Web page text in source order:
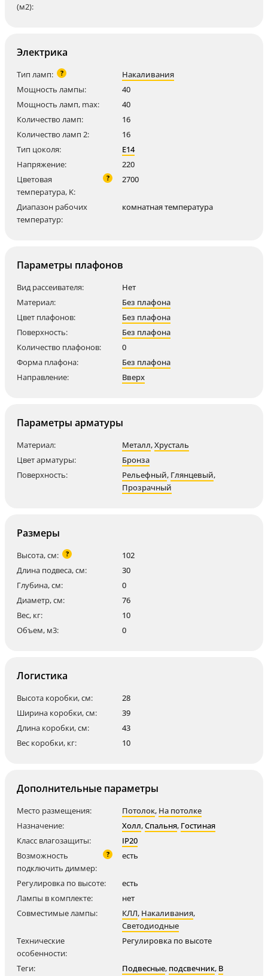
(м2):
Электрика
Тип ламп: ?
Накаливания
Мощность лампы:
40
Мощность ламп, max:
40
Количество ламп:
16
Количество ламп 2:
16
Тип цоколя:
E14
Напряжение:
220
Цветовая
температура, K:
? 2700
Диапазон рабочих
температур:
комнатная температура
Параметры плафонов
Вид рассеивателя:
Нет
Материал:
Без плафона
Цвет плафонов:
Без плафона
Поверхность:
Без плафона
Количество плафонов:
0
Форма плафона:
Без плафона
Направление:
Вверх
Параметры арматуры
Материал: Металл,Хрусталь
Цвет арматуры:
Бронза
Поверхность:
Рельефный, Глянцевый,
Прозрачный
Размеры
Высота, см: ?
102
Длина подвеса, см:
30
Глубина, см:
0
Диаметр, см:
76
Вес, кг:
10
Объем, м3:
0
Логистика
Высота коробки, см:
28
Ширина коробки, см:
39
Длина коробки, см:
43
Вес коробки, кг:
10
Дополнительные параметры
Место размещения: Потолок, На потолке
Назначение:
Холл,Спальня, Гостиная
Класс влагозащиты:
IP20
Возможность
подключить диммер:
? есть
Регулировка по высоте:
есть
Лампы в комплекте:
нет
Совместимые лампы:
КЛЛ, Накаливания,
Светодиодные
Технические
особенности:
Регулировка по высоте
Теги: Подвесные, подсвечник, В